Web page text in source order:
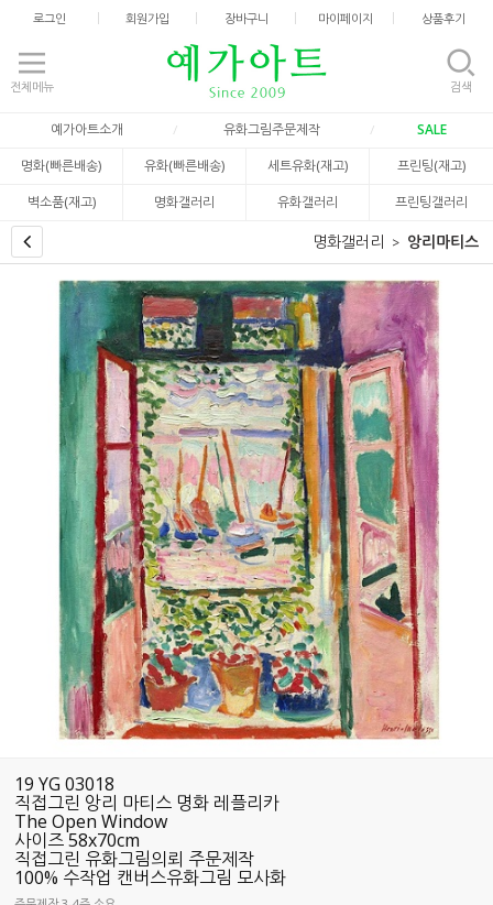
로그인 회원가입 장바구니 마이페이지 상품후기
전체메뉴 검색
예가아트소개 유화그림주문제작
SALE
명화(빠른배송)
유화(빠른배송) 세트유화(재고)
프린팅(재고)
벽소품(재고)
명화갤러리 유화갤러리 프린팅갤러리
명화갤러리 앙리마티스
19 YG 03018
직접그린 앙리 마티스 명화 레플리카
The Open Window
사이즈 58x70cm
직접그린 유화그림의뢰 주문제작
100% 수작업 캔버스유화그림 모사화